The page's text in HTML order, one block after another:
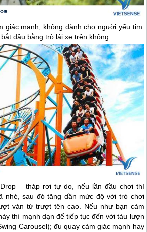
giác mạnh, không dành cho người yếu tim.
đầu bằng trò lái xe trên không
– tháp rơi tự do, nếu lần đầu chơi thì
nhé, sau đó tăng dần mức độ với trò chơi
ván từ trượt tên cao. Nếu như bạn cảm
thì mạnh dạn để tiếp tục đến với tàu lượn
Carousel); đu quay cảm giác mạnh hay